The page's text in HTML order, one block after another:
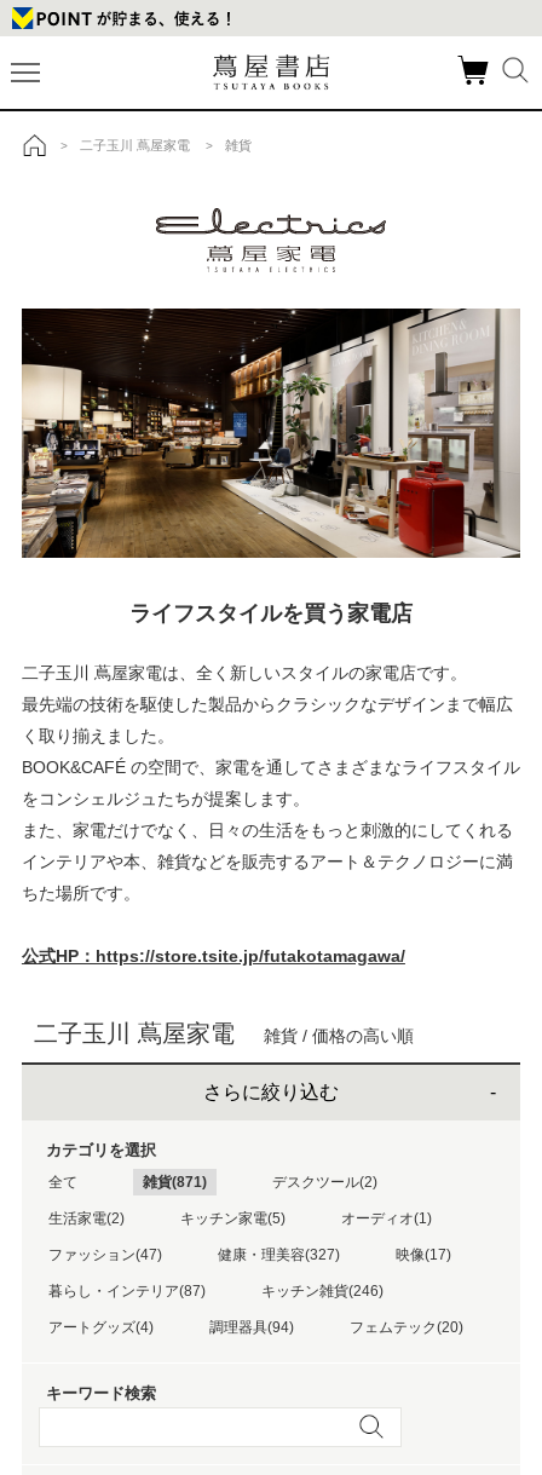
> 二子玉川 蔦屋家電 > 雑貨
ライフスタイルを買う家電店
二子玉川 蔦屋家電は、全く新しいスタイルの家電店です。
最先端の技術を駆使した製品からクラシックなデザインまで幅広
く取り揃えました。
BOOK&CAFÉ の空間で、家電を通してさまざまなライフスタイル
をコンシェルジュたちが提案します。
また、家電だけでなく、日々の生活をもっと刺激的にしてくれる
インテリアや本、雑貨などを販売するアート＆テクノロジーに満
ちた場所です。
公式HP：https://store.tsite.jp/futakotamagawa/
二子玉川 蔦屋家電 雑貨 / 価格の高い順
さらに絞り込む
カテゴリを選択
全て 雑貨(871) デスクツール(2)
生活家電(2) キッチン家電(5) オーディオ(1)
ファッション(47) 健康・理美容(327) 映像(17)
暮らし・インテリア(87) キッチン雑貨(246)
アートグッズ(4) 調理器具(94) フェムテック(20)
キーワード検索